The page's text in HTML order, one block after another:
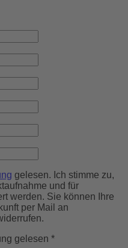
gelesen. Ich stimme zu,
und für
werden. Sie können Ihre
per Mail an
gelesen *